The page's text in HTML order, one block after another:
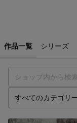
作品一覧 シリーズ